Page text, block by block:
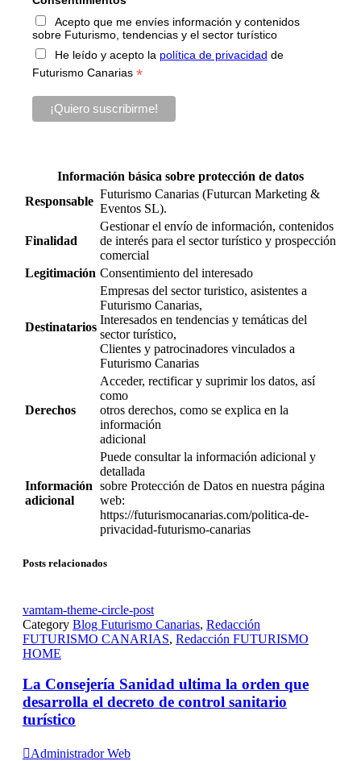
Acepto que me envíes información y contenidos
sobre Futurismo, tendencias y el sector turístico
He leído y acepto la política de privacidad de
Futurismo Canarias *
Información básica sobre protección de datos
Responsable
Futurismo Canarias (Futurcan Marketing &
Eventos SL).
Finalidad
Gestionar el envío de información, contenidos
de interés para el sector turístico y prospección
comercial
Legitimación Consentimiento del interesado
Destinatarios
Empresas del sector turistico, asistentes a
Futurismo Canarias,
Interesados en tendencias y temáticas del
sector turístico,
Clientes y patrocinadores vinculados a
Futurismo Canarias
Derechos
Acceder, rectificar y suprimir los datos, así
como
otros derechos, como se explica en la
información
adicional
Información
adicional
Puede consultar la información adicional y
detallada
sobre Protección de Datos en nuestra página
web:
https://futurismocanarias.com/politica-de-
privacidad-futurismo-canarias
Posts relacionados
vamtam-theme-circle-post
Category Blog Futurismo Canarias, Redacción
FUTURISMO CANARIAS, Redacción FUTURISMO
HOME
La Consejería Sanidad ultima la orden que
desarrolla el decreto de control sanitario
turístico
Administrador Web